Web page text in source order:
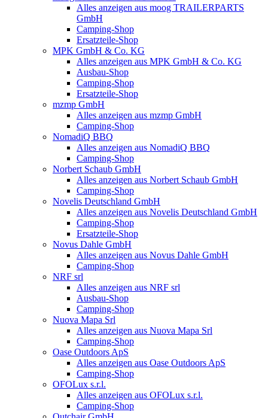
Alles anzeigen aus moog TRAILERPARTS
GmbH
Camping-Shop
Ersatzteile-Shop
MPK GmbH & Co. KG
Alles anzeigen aus MPK GmbH & Co. KG
Ausbau-Shop
Camping-Shop
Ersatzteile-Shop
mzmp GmbH
Alles anzeigen aus mzmp GmbH
Camping-Shop
NomadiQ BBQ
Alles anzeigen aus NomadiQ BBQ
Camping-Shop
Norbert Schaub GmbH
Alles anzeigen aus Norbert Schaub GmbH
Camping-Shop
Novelis Deutschland GmbH
Alles anzeigen aus Novelis Deutschland GmbH
Camping-Shop
Ersatzteile-Shop
Novus Dahle GmbH
Alles anzeigen aus Novus Dahle GmbH
Camping-Shop
NRF srl
Alles anzeigen aus NRF srl
Ausbau-Shop
Camping-Shop
Nuova Mapa Srl
Alles anzeigen aus Nuova Mapa Srl
Camping-Shop
Oase Outdoors ApS
Alles anzeigen aus Oase Outdoors ApS
Camping-Shop
OFOLux s.r.l.
Alles anzeigen aus OFOLux s.r.l.
Camping-Shop